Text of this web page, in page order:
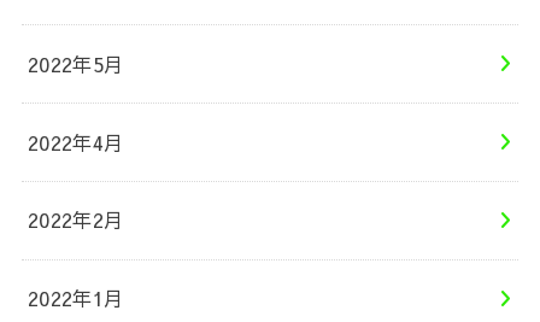
2022年5月
2022年4月
2022年2月
2022年1月